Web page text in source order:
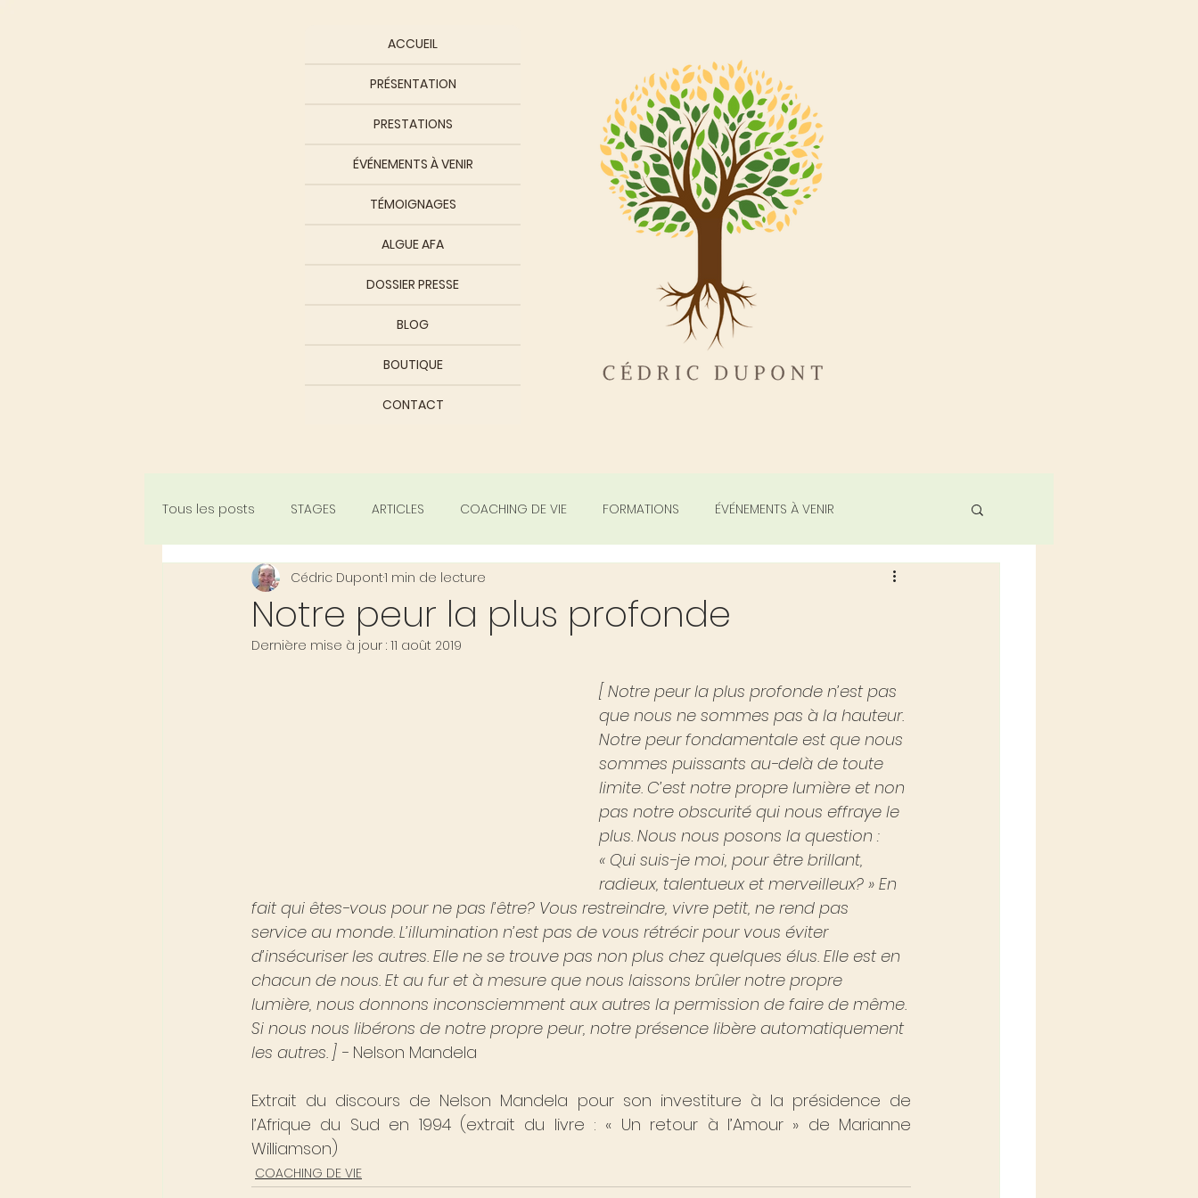
ACCUEIL
PRÉSENTATION
PRESTATIONS
ÉVÉNEMENTS À VENIR
TÉMOIGNAGES
ALGUE AFA
DOSSIER PRESSE
BLOG
BOUTIQUE
CONTACT
Tous les posts STAGES ARTICLES COACHING DE VIE FORMATIONS ÉVÉNEMENTS À VENIR
Notre peur la plus profonde
Cédric Dupont1 min de lecture
Dernière mise à jour : 11 août 2019
[ Notre peur la plus profonde n’est pas
que nous ne sommes pas à la hauteur.
Notre peur fondamentale est que nous
sommes puissants au-delà de toute
limite. C’est notre propre lumière et non
pas notre obscurité qui nous effraye le
plus. Nous nous posons la question :
« Qui suis-je moi, pour être brillant,
radieux, talentueux et merveilleux? » En
fait qui êtes-vous pour ne pas l’être? Vous restreindre, vivre petit, ne rend pas
service au monde. L’illumination n’est pas de vous rétrécir pour vous éviter
d’insécuriser les autres. Elle ne se trouve pas non plus chez quelques élus. Elle est en
chacun de nous. Et au fur et à mesure que nous laissons brûler notre propre
lumière, nous donnons inconsciemment aux autres la permission de faire de même.
Si nous nous libérons de notre propre peur, notre présence libère automatiquement
les autres. ] - Nelson Mandela
Extrait du discours de Nelson Mandela pour son investiture à la présidence de
l’Afrique du Sud en 1994 (extrait du livre : « Un retour à l’Amour » de Marianne
Williamson)
COACHING DE VIE